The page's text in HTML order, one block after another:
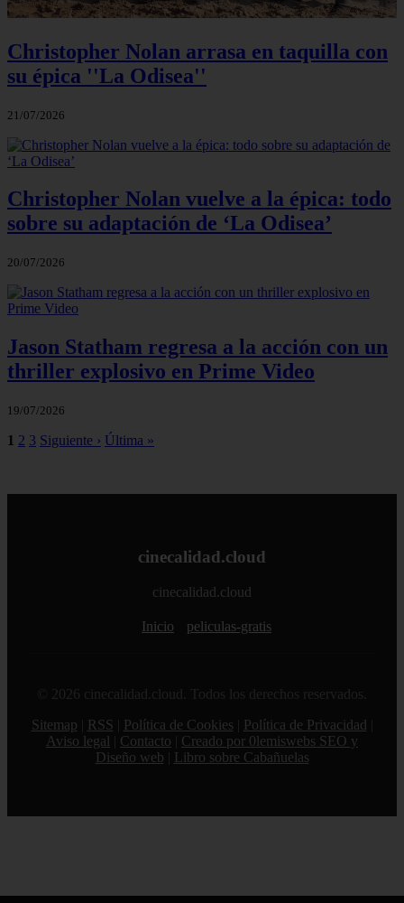
Christopher Nolan arrasa en taquilla con
su épica ''La Odisea''
21/07/2026
Christopher Nolan vuelve a la épica: todo
sobre su adaptación de ‘La Odisea’
20/07/2026
Jason Statham regresa a la acción con un
thriller explosivo en Prime Video
19/07/2026
1 2 3 Siguiente › Última »
cinecalidad.cloud
cinecalidad.cloud
Inicio peliculas-gratis
© 2026 cinecalidad.cloud. Todos los derechos reservados.
Sitemap
RSS Política de Cookies Política de Privacidad
Aviso legal
Contacto
Creado por 0lemiswebs SEO y
Diseño web
Libro sobre Cabañuelas